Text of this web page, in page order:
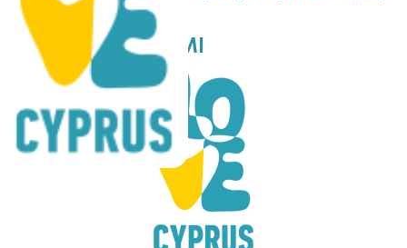
» KTIMA KOUSIOUMI
KTIMA KOUSIOUMI